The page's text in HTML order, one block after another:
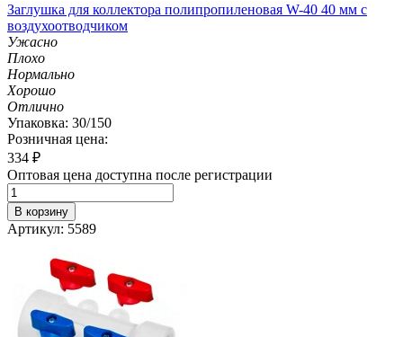
Заглушка для коллектора полипропиленовая W-40 40 мм с
воздухоотводчиком
Ужасно
Плохо
Нормально
Хорошо
Отлично
Упаковка: 30/150
Розничная цена:
334 ₽
Оптовая цена доступна после регистрации
В корзину
Артикул: 5589